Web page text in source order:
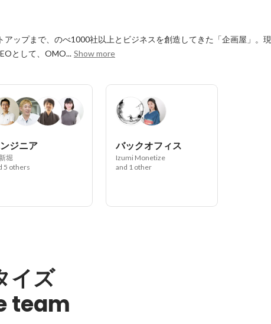
ップまで、のべ1000社以上とビジネスを創造してきた「企画屋」。現
として、OMO... Show more
ジニア
堀
5 others
バックオフィス
Izumi Monetize
and 1 other
イズ
team